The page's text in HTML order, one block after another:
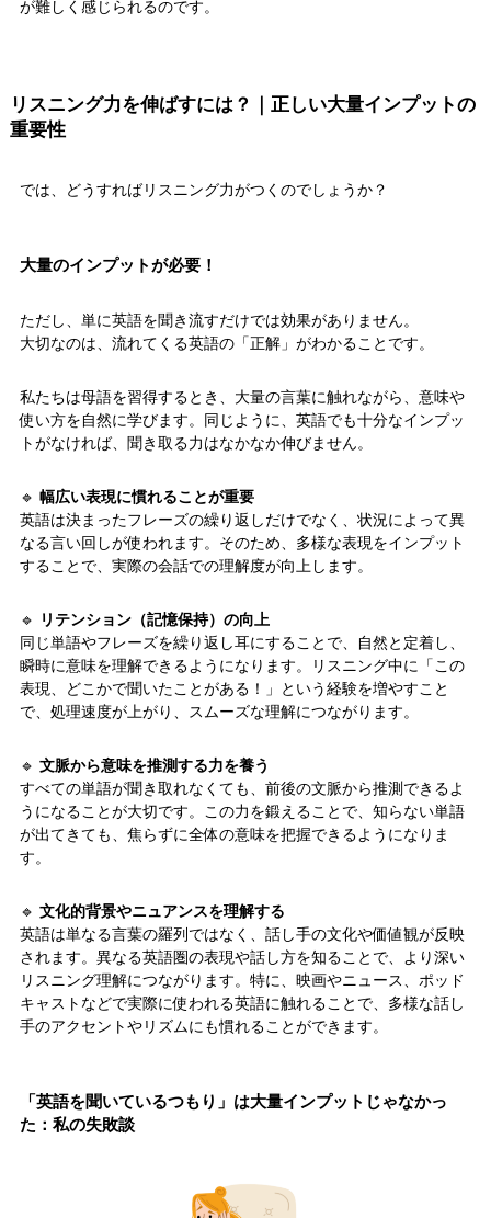
が難しく感じられるのです。
リスニング力を伸ばすには？｜正しい大量インプットの
重要性
では、どうすればリスニング力がつくのでしょうか？
大量のインプットが必要！
ただし、単に英語を聞き流すだけでは効果がありません。
大切なのは、流れてくる英語の「正解」がわかることです。
私たちは母語を習得するとき、大量の言葉に触れながら、意味や
使い方を自然に学びます。同じように、英語でも十分なインプッ
トがなければ、聞き取る力はなかなか伸びません。
🔹 幅広い表現に慣れることが重要
英語は決まったフレーズの繰り返しだけでなく、状況によって異
なる言い回しが使われます。そのため、多様な表現をインプット
することで、実際の会話での理解度が向上します。
🔹
リテンション（記憶保持）の向上
同じ単語やフレーズを繰り返し耳にすることで、自然と定着し、
瞬時に意味を理解できるようになります。リスニング中に「この
表現、どこかで聞いたことがある！」という経験を増やすこと
で、処理速度が上がり、スムーズな理解につながります。
🔹 文脈から意味を推測する力を養う
すべての単語が聞き取れなくても、前後の文脈から推測できるよ
うになることが大切です。この力を鍛えることで、知らない単語
が出てきても、焦らずに全体の意味を把握できるようになりま
す。
🔹 文化的背景やニュアンスを理解する
英語は単なる言葉の羅列ではなく、話し手の文化や価値観が反映
されます。異なる英語圏の表現や話し方を知ることで、より深い
リスニング理解につながります。特に、映画やニュース、ポッド
キャストなどで実際に使われる英語に触れることで、多様な話し
手のアクセントやリズムにも慣れることができます。
「英語を聞いているつもり」は大量インプットじゃなかっ
た：私の失敗談